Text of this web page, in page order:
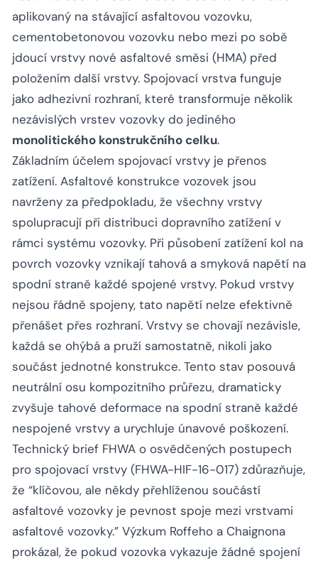
aplikovaný na stávající asfaltovou vozovku,
cementobetonovou vozovku nebo mezi po sobě
jdoucí vrstvy nové asfaltové směsi (HMA) před
položením další vrstvy. Spojovací vrstva funguje
jako adhezivní rozhraní, které transformuje několik
nezávislých vrstev vozovky do jediného
monolitického konstrukčního celku.
Základním účelem spojovací vrstvy je přenos
zatížení. Asfaltové konstrukce vozovek jsou
navrženy za předpokladu, že všechny vrstvy
spolupracují při distribuci dopravního zatížení v
rámci systému vozovky. Při působení zatížení kol na
povrch vozovky vznikají tahová a smyková napětí na
spodní straně každé spojené vrstvy. Pokud vrstvy
nejsou řádně spojeny, tato napětí nelze efektivně
přenášet přes rozhraní. Vrstvy se chovají nezávisle,
každá se ohýbá a pruží samostatně, nikoli jako
součást jednotné konstrukce. Tento stav posouvá
neutrální osu kompozitního průřezu, dramaticky
zvyšuje tahové deformace na spodní straně každé
nespojené vrstvy a urychluje únavové poškození.
Technický brief FHWA o osvědčených postupech
pro spojovací vrstvy (FHWA-HIF-16-017) zdůrazňuje,
že “klíčovou, ale někdy přehlíženou součástí
asfaltové vozovky je pevnost spoje mezi vrstvami
asfaltové vozovky.” Výzkum Roffeho a Chaignona
prokázal, že pokud vozovka vykazuje žádné spojení